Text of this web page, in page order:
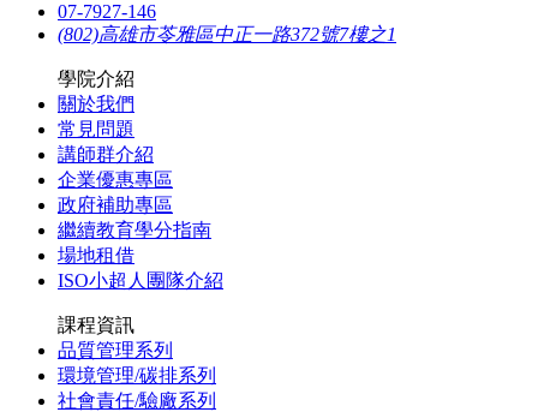
07-7927-146
(802)高雄市苓雅區中正一路372號7樓之1
學院介紹
關於我們
常見問題
講師群介紹
企業優惠專區
政府補助專區
繼續教育學分指南
場地租借
ISO小超人團隊介紹
課程資訊
品質管理系列
環境管理/碳排系列
社會責任/驗廠系列